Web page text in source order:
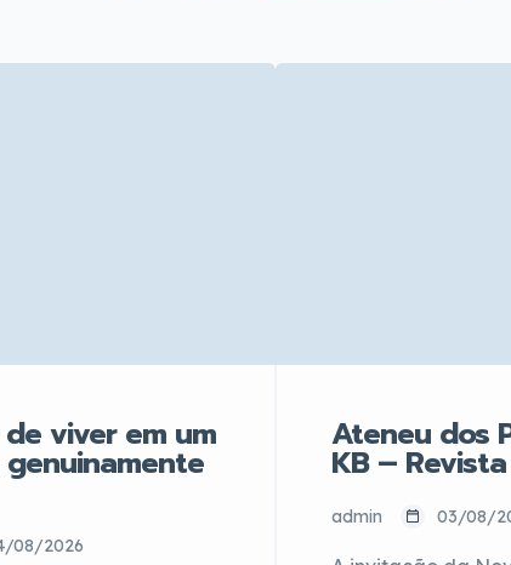
viver em um
08/2026
Ateneu dos
KB –
admin 03/08/